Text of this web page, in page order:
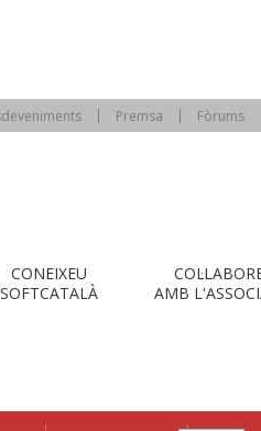
Premsa Fòrums
CONEIXEU
SOFTCATALÀ
AMB